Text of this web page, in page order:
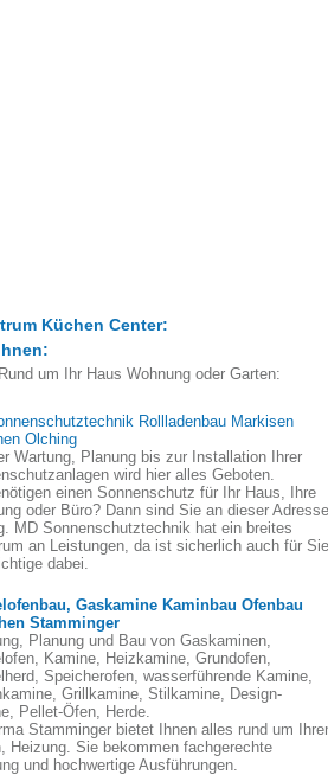
Küchen Center:
um Ihr Haus Wohnung oder Garten:
Rollladenbau Markisen
Olching
Wartung, Planung bis zur Installation Ihrer
wird hier alles Geboten.
einen Sonnenschutz für Ihr Haus, Ihre
oder Büro? Dann sind Sie an dieser Adresse
MD Sonnenschutztechnik hat ein breites
an Leistungen, da ist sicherlich auch für Sie
dabei.
Gaskamine Kaminbau Ofenbau
Stamminger
Planung und Bau von Gaskaminen,
Kamine, Heizkamine, Grundofen,
Speicherofen, wasserführende Kamine,
Grillkamine, Stilkamine, Design-
Pellet-Öfen, Herde.
Stamminger bietet Ihnen alles rund um
Heizung. Sie bekommen fachgerechte
und hochwertige Ausführungen.